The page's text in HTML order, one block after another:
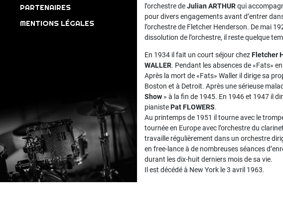
PARTENAIRES
MENTIONS LÉGALES
l’orchestre deJulian ARTHURqui
pour divers engagements avant d’entrer
l’orchestre de Fletcher Henderson. De mai
dissolution de l’orchestre, il reste quelque
En 1934 il fait un court séjour chezFletcher
WALLER. Pendant les absences de «Fats»
Après la mort de «Fats» Waller il dirige sa
Boston et à Detroit. Après une sérieuse
Show » à la fin de 1945. En 1946 et 1947 il
pianistePat FLOWERS.
Au printemps de 1951 il tourne avec le
tournée en Europe avec l’orchestre du
travaille régulièrement dans un orchestre
en free-lance à de nombreuses séances
durant les dix-huit derniers mois de sa vie.
Il est décédé à New York le 3 avril 1963.